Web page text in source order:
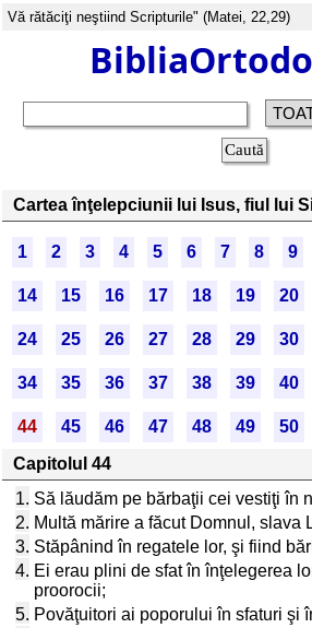
Vă rătăciţi neştiind Scripturile" (Matei, 22,29)
Cartea înţelepciunii lui Isus, fiul lui
1 2 3 4 5 6 7 8 9
14 15 16 17 18 19 20
24 25 26 27 28 29 30
34 35 36 37 38 39 40
44 45 46 47 48 49 50
Capitolul 44
1. Să lăudăm pe bărbaţii cei vestiţi în
2. Multă mărire a făcut Domnul, slava
3. Stăpânind în regatele lor, şi fiind
4. Ei erau plini de sfat în înţelegerea
proorocii;
5. Povăţuitori ai poporului în sfaturi şi